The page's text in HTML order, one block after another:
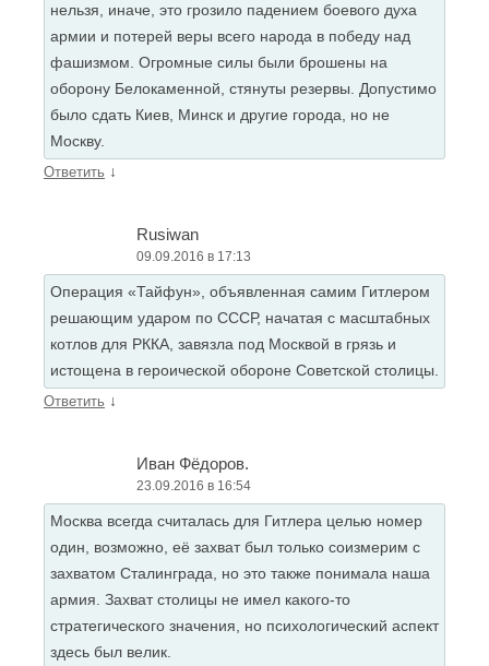
нельзя, иначе, это грозило падением боевого духа
армии и потерей веры всего народа в победу над
фашизмом. Огромные силы были брошены на
оборону Белокаменной, стянуты резервы. Допустимо
было сдать Киев, Минск и другие города, но не
Москву.
Ответить ↓
Rusiwan
09.09.2016 в 17:13
Операция «Тайфун», объявленная самим Гитлером
решающим ударом по СССР, начатая с масштабных
котлов для РККА, завязла под Москвой в грязь и
истощена в героической обороне Советской столицы.
Ответить ↓
Иван Фёдоров.
23.09.2016 в 16:54
Москва всегда считалась для Гитлера целью номер
один, возможно, её захват был только соизмерим с
захватом Сталинграда, но это также понимала наша
армия. Захват столицы не имел какого-то
стратегического значения, но психологический аспект
здесь был велик.